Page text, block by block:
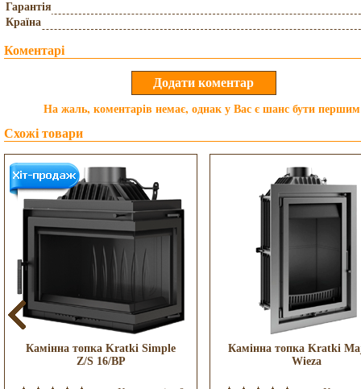
Гарантія
Країна
Коментарі
На жаль, коментарів немає, однак у Вас є шанс бути
Схожі товари
Камінна топка Kratki Simple
Z/S 16/BP
Камінна топка Kratki
Wieza